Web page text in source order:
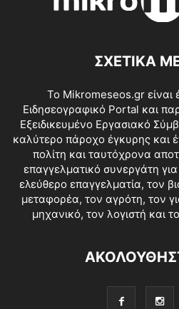
ΣΧΕΤΙΚΑ
Το Mikromeseos.gr είναι
Ειδησεογραφικό Portal και
Εξειδικευμένο Εργασιακό
καλύτερο πάροχο έγκυρης και
πολίτη και ταυτόχρονα
επαγγελματικό συνεργάτη για
ελεύθερο επαγγελματία, τον
μεταφορέα, τον αγρότη, τον
μηχανικό, τον λογιστή και